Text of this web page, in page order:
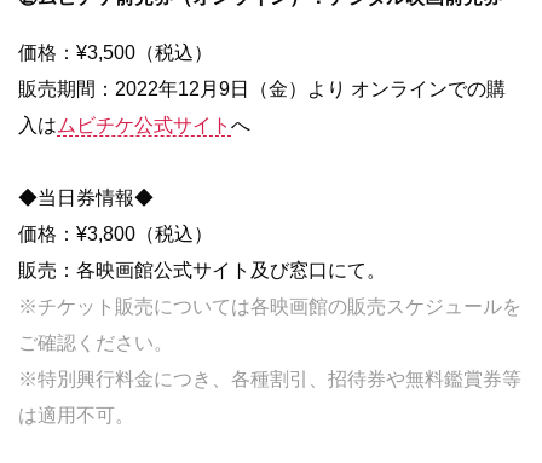
価格：¥3,500（税込）
販売期間：2022年12月9日（金）より オンラインでの購
入は ムビチケ公式サイト へ
◆当日券情報◆
価格：¥3,800（税込）
販売：各映画館公式サイト及び窓口にて。
※チケット販売については各映画館の販売スケジュールを
ご確認ください。
※特別興行料金につき、各種割引、招待券や無料鑑賞券等
は適用不可。